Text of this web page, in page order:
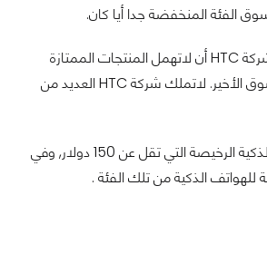
مع ذلك، هذا لايعني أن شركة HTC ستنسى الأجهزة الرئيسية حيث لمح تشانغ ان هناك إطلاق قريب لها لذا ينبغي لشركة HTC أن لاتهمل المنتجات الممتازة
والمتميزة أيضا. مع أن شركة HTC تتحدث حول الأسواق المتطورة والناشئة، فإن التركيز القادم متجه بوضوح نحو السوق الأخير. لاتملك شركة HTC العديد من
مع هذا، فئة الأسعار المتنامية بسرعة في الصين هي الأكثر رخصا حيث ان المستهلكون الصينيون مولعون بالهواتف الذكية الرخيصة التي تقل عن 150 دولار, وفي